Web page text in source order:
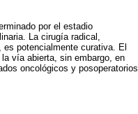
por el estadio
La cirugía radical,
potencialmente curativa. El
vía abierta, sin embargo, en
oncológicos y posoperatorios